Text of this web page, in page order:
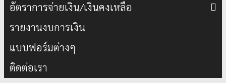
อัตราการจ่ายเงิน/เงินคงเหลือ
รายงานงบการเงิน
แบบฟอร์มต่างๆ
ติดต่อเรา